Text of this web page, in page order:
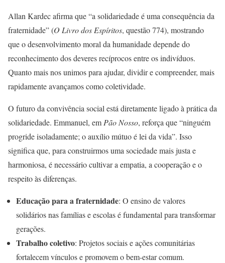
Allan Kardec afirma que “a solidariedade é uma consequência da
fraternidade” (O Livro dos Espíritos, questão 774), mostrando
que o desenvolvimento moral da humanidade depende do
reconhecimento dos deveres recíprocos entre os indivíduos.
Quanto mais nos unimos para ajudar, dividir e compreender, mais
rapidamente avançamos como coletividade.
O futuro da convivência social está diretamente ligado à prática da
solidariedade. Emmanuel, em Pão Nosso, reforça que “ninguém
progride isoladamente; o auxílio mútuo é lei da vida”. Isso
significa que, para construirmos uma sociedade mais justa e
harmoniosa, é necessário cultivar a empatia, a cooperação e o
respeito às diferenças.
Educação para a fraternidade: O ensino de valores
solidários nas famílias e escolas é fundamental para transformar
gerações.
Trabalho coletivo: Projetos sociais e ações comunitárias
fortalecem vínculos e promovem o bem-estar comum.